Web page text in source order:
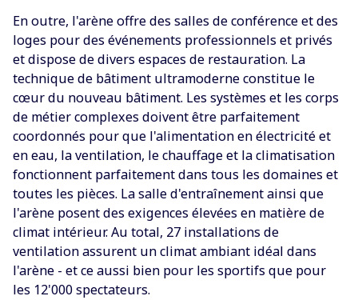
En outre, l'arène offre des salles de conférence et des
loges pour des événements professionnels et privés
et dispose de divers espaces de restauration. La
technique de bâtiment ultramoderne constitue le
cœur du nouveau bâtiment. Les systèmes et les corps
de métier complexes doivent être parfaitement
coordonnés pour que l'alimentation en électricité et
en eau, la ventilation, le chauffage et la climatisation
fonctionnent parfaitement dans tous les domaines et
toutes les pièces. La salle d'entraînement ainsi que
l'arène posent des exigences élevées en matière de
climat intérieur. Au total, 27 installations de
ventilation assurent un climat ambiant idéal dans
l'arène - et ce aussi bien pour les sportifs que pour
les 12'000 spectateurs.